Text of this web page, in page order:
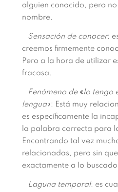
alguien conocido, pero
nombre.
Sensación de conocer:
creemos firmemente
Pero a la hora de utilizar
fracasa.
Fenómeno de «lo tengo
lengua»: Está muy
es específicamente la
la palabra correcta para
Encontrando tal vez
relacionadas, pero sin
exactamente a lo
Laguna temporal: es